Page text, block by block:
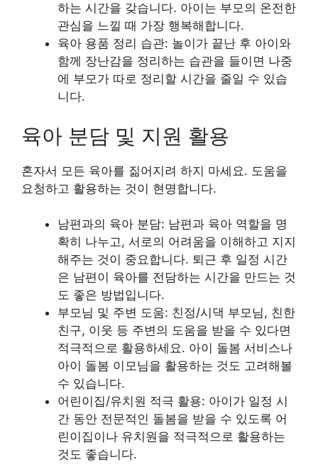
하는 시간을 갖습니다. 아이는 부모의 온전한
관심을 느낄 때 가장 행복해합니다.
육아 용품 정리 습관: 놀이가 끝난 후 아이와
함께 장난감을 정리하는 습관을 들이면 나중
에 부모가 따로 정리할 시간을 줄일 수 있습
니다.
육아 분담 및 지원 활용
혼자서 모든 육아를 짊어지려 하지 마세요. 도움을
요청하고 활용하는 것이 현명합니다.
남편과의 육아 분담: 남편과 육아 역할을 명
확히 나누고, 서로의 어려움을 이해하고 지지
해주는 것이 중요합니다. 퇴근 후 일정 시간
은 남편이 육아를 전담하는 시간을 만드는 것
도 좋은 방법입니다.
부모님 및 주변 도움: 친정/시댁 부모님, 친한
친구, 이웃 등 주변의 도움을 받을 수 있다면
적극적으로 활용하세요. 아이 돌봄 서비스나
아이 돌봄 이모님을 활용하는 것도 고려해볼
수 있습니다.
어린이집/유치원 적극 활용: 아이가 일정 시
간 동안 전문적인 돌봄을 받을 수 있도록 어
린이집이나 유치원을 적극적으로 활용하는
것도 좋습니다.